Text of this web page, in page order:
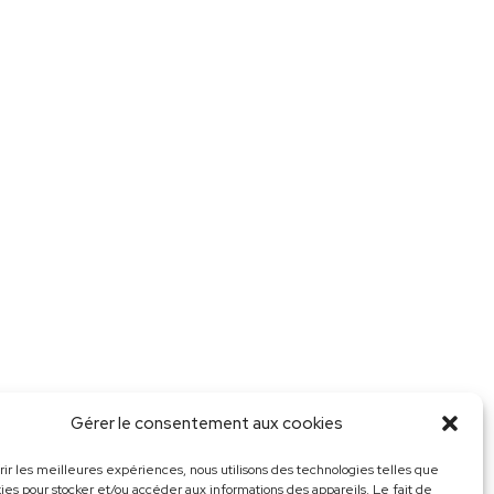
Gérer le consentement aux cookies
les meilleures expériences, nous utilisons des technologies telles que
pour stocker et/ou accéder aux informations des appareils. Le fait de